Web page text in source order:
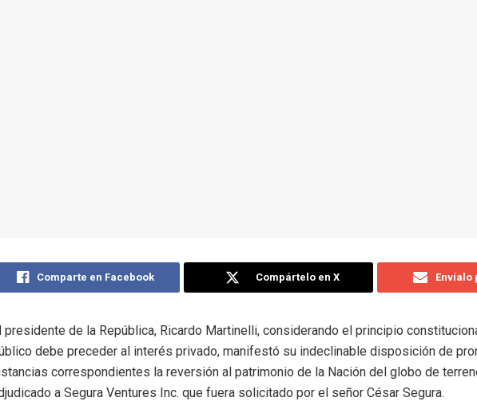
Comparte en Facebook Compártelo en X Envíalo
presidente de la República, Ricardo Martinelli, considerando el principio
debe preceder al interés privado, manifestó su indeclinable disposición de
correspondientes la reversión al patrimonio de la Nación del globo de
a Segura Ventures Inc. que fuera solicitado por el señor César Segura.